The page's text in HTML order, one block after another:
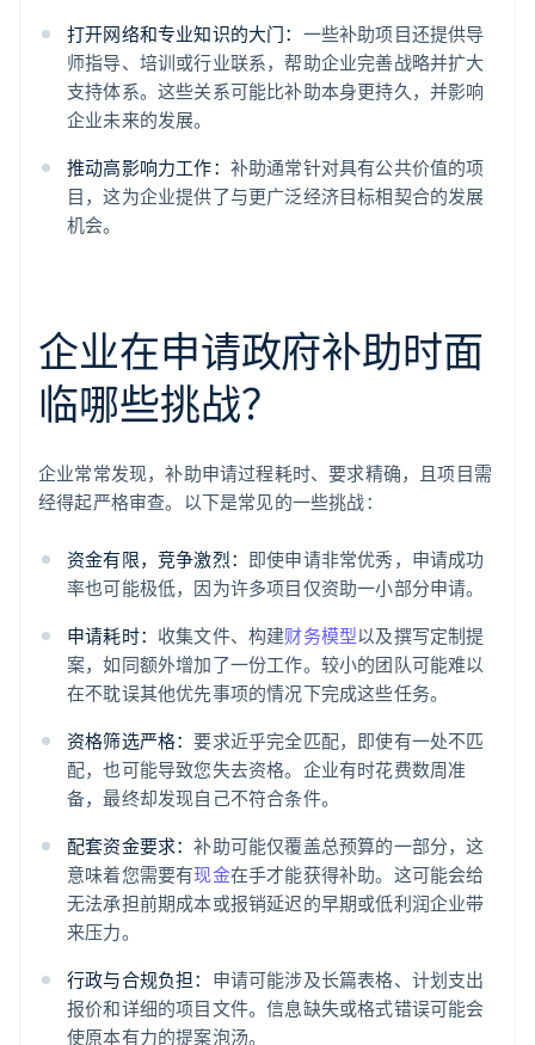
打开网络和专业知识的大门： 一些补助项目还提供导
师指导、培训或行业联系，帮助企业完善战略并扩大
支持体系。这些关系可能比补助本身更持久，并影响
企业未来的发展。
推动高影响力工作： 补助通常针对具有公共价值的项
目，这为企业提供了与更广泛经济目标相契合的发展
机会。
企业在申请政府补助时面
临哪些挑战？
企业常常发现，补助申请过程耗时、要求精确，且项目需
经得起严格审查。以下是常见的一些挑战：
资金有限，竞争激烈： 即使申请非常优秀，申请成功
率也可能极低，因为许多项目仅资助一小部分申请。
申请耗时： 收集文件、构建财务模型以及撰写定制提
案，如同额外增加了一份工作。较小的团队可能难以
在不耽误其他优先事项的情况下完成这些任务。
资格筛选严格：要求近乎完全匹配，即使有一处不匹
配，也可能导致您失去资格。企业有时花费数周准
备，最终却发现自己不符合条件。
配套资金要求：补助可能仅覆盖总预算的一部分，这
意味着您需要有现金在手才能获得补助。这可能会给
无法承担前期成本或报销延迟的早期或低利润企业带
来压力。
行政与合规负担： 申请可能涉及长篇表格、计划支出
报价和详细的项目文件。信息缺失或格式错误可能会
使原本有力的提案泡汤。